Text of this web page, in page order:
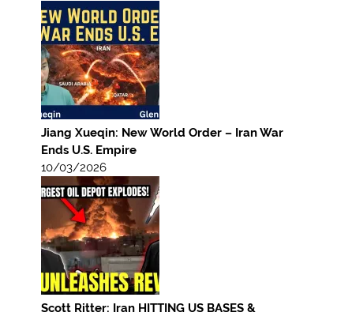
Jiang Xueqin: New World Order – Iran War
Ends U.S. Empire
10/03/2026
Scott Ritter: Iran HITTING US BASES &